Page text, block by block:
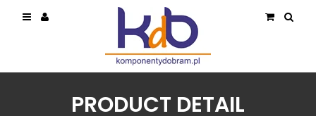
PRODUCT DETAIL